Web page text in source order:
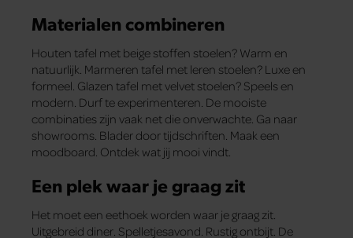
Materialen combineren
Houten tafel met beige stoffen stoelen? Warm en
natuurlijk. Marmeren tafel met leren stoelen? Luxe en
formeel. Glazen tafel met velvet stoelen? Speels en
modern. Durf te experimenteren. De mooiste
combinaties zijn vaak net die onverwachte. Ga naar
showrooms. Blader door tijdschriften. Maak een
moodboard. Ontdek wat jij mooi vindt.
Een plek waar je graag zit
Het moet een eethoek worden waar je graag zit.
Uitgebreid diner. Spelletjesavond. Rustig ontbijt. De